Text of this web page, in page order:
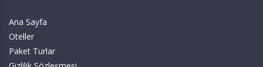
Ana Sayfa
Oteller
Paket Turlar